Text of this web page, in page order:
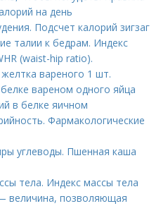
на день
Подсчет калорий зигзаг
талии к бедрам. Индекс
(waist-hip ratio).
вареного 1 шт.
вареном одного яйца
в белке яичном
Фармакологические
углеводы. Пшенная каша
тела. Индекс массы тела
величина, позволяющая